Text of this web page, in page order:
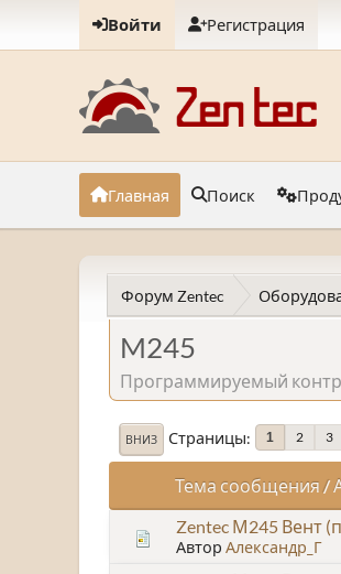
Войти Регистрация
Главная Поиск
Форум Zentec
M245
Программируемый
ВНИЗ Страницы 1 2 3
Тема сообщения /
Zentec М245 Вент
Автор Александр_Г